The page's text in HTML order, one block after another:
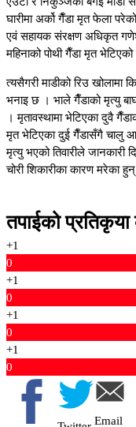
घारीमा अर्को गैँडा मृत फेला
एवं सहायक संरक्षण अधिकृत
महिनाको पोथी गैँडा मृत
त्यसैगरी माडीको रिउ खोलामा
भनाइ छ । भाले गैँडाको मृत्यु
। मृतावस्थामा भेटिएका दुवै
मृत भेटिएका दुई गैँडासँगै चालु
मृत्यु भएको तिवारीले जानकारी
चोरी शिकारीका कारण मरेका
तपाईको
+1
0
+1
0
+1
0
+1
0
Email